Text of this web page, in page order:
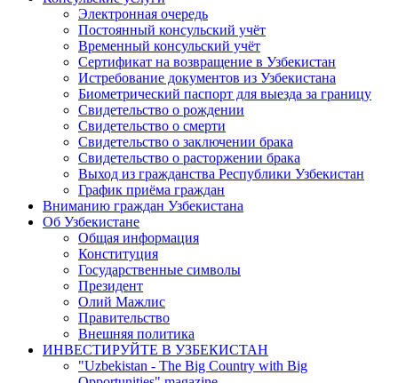
Электронная очередь
Постоянный консульский учёт
Временный консульский учёт
Сертификат на возвращение в Узбекистан
Истребование документов из Узбекистана
Биометрический паспорт для выезда за границу
Свидетельство о рождении
Свидетельство о смерти
Свидетельство о заключении брака
Свидетельство о расторжении брака
Выход из гражданства Республики Узбекистан
График приёма граждан
Вниманию граждан Узбекистана
Об Узбекистане
Общая информация
Конституция
Государственные символы
Президент
Олий Мажлис
Правительство
Внешняя политика
ИНВЕСТИРУЙТЕ В УЗБЕКИСТАН
"Uzbekistan - The Big Country with Big